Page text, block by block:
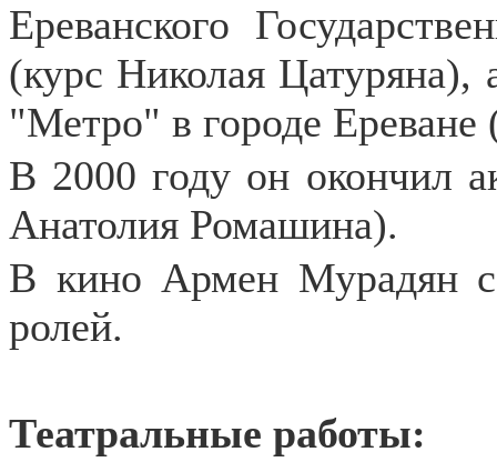
Ереванского
(курс Николая Цатуряна),
"Метро" в городе
В 2000 году он окончил
Анатолия Ромашина).
В кино Армен Мурадян с
ролей.
Театральные работы: